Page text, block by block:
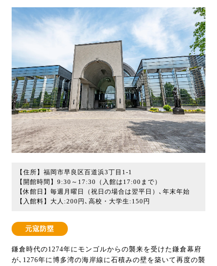
【住所】福岡市早良区百道浜3丁目1-1
【開館時間】9:30～17:30（入館は17:00まで）
【休館日】毎週月曜日（祝日の場合は翌平日）､年末年始
【入館料】大人:200円､高校・大学生:150円
元寇防塁
鎌倉時代の1274年にモンゴルからの襲来を受けた鎌倉幕府
が､1276年に博多湾の海岸線に石積みの壁を築いて再度の襲